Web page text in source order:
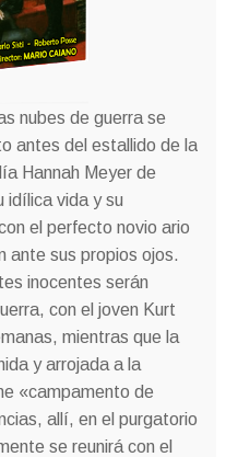
nubes de guerra se
antes del estallido de la
Hannah Meyer de
idílica vida y su
el perfecto novio ario
ante sus propios ojos.
inocentes serán
con el joven Kurt
mientras que la
y arrojada a la
«campamento de
allí, en el purgatorio
se reunirá con el